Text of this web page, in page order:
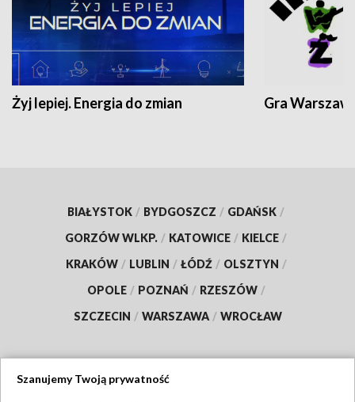
Żyj lepiej. Energia do zmian Gra
BIAŁYSTOK / BYDGOSZCZ / GDAŃSK /
GORZÓW WLKP. / KATOWICE / KIELCE /
KRAKÓW / LUBLIN / ŁÓDŹ / OLSZTYN /
OPOLE / POZNAŃ / RZESZÓW /
SZCZECIN / WARSZAWA / WROCŁAW
Szanujemy Twoją prywatność